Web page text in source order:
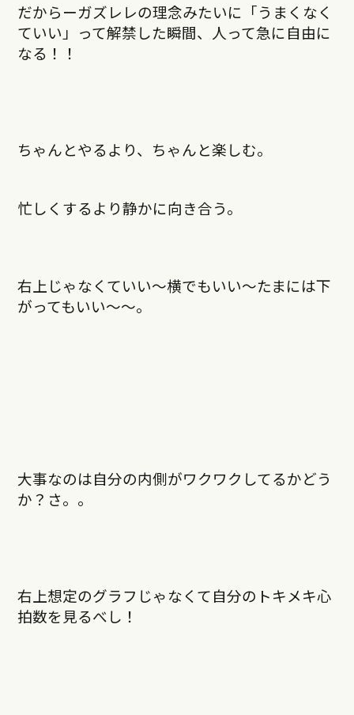
だからーガズレレの理念みたいに「うまくなく
ていい」って解禁した瞬間、人って急に自由に
なる！！
ちゃんとやるより、ちゃんと楽しむ。
忙しくするより静かに向き合う。
右上じゃなくていい〜横でもいい〜たまには下
がってもいい〜〜。
大事なのは自分の内側がワクワクしてるかどう
か？さ。。
右上想定のグラフじゃなくて自分のトキメキ心
拍数を見るべし！